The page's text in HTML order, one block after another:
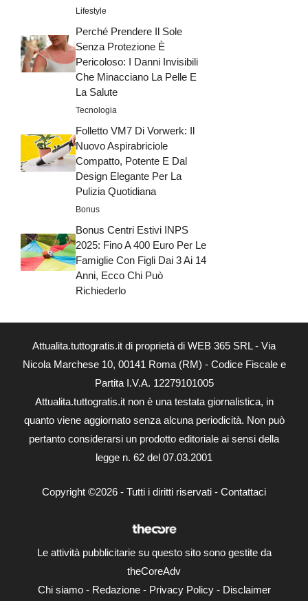
Lifestyle
Perché Prendere Il Sole
Senza Protezione È
Pericoloso: I Danni Invisibili
Che Minacciano La Pelle E
La Salute
Tecnologia
Folletto VM7 Di Vorwerk: Il
Nuovo Aspirabriciole
Compatto, Potente E Dal
Design Elegante Per La
Pulizia Quotidiana
Bonus
Bonus Centri Estivi INPS
2025: Fino A 400 Euro Per Le
Famiglie Con Figli Dai 3 Ai 14
Anni, Ecco Chi Può
Richiederlo
Attualita.tuttogratis.it di proprietà di WEB 365 SRL - Via
Nicola Marchese 10, 00141 Roma (RM) - Codice Fiscale e
Partita I.V.A. 12279101005
Attualita.tuttogratis.it non è una testata giornalistica, in
quanto viene aggiornato senza alcuna periodicità. Non può
pertanto considerarsi un prodotto editoriale ai sensi della
legge n. 62 del 07.03.2001
Copyright ©2026 - Tutti i diritti riservati - Contattaci
Le attività pubblicitarie su questo sito sono gestite da
theCoreAdv
Chi siamo- Redazione- Privacy Policy- Disclaimer